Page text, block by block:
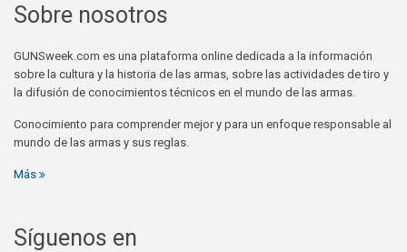
Sobre nosotros
GUNSweek.com es una plataforma online dedicada a la información
sobre la cultura y la historia de las armas, sobre las actividades de tiro y
la difusión de conocimientos técnicos en el mundo de las armas.
Conocimiento para comprender mejor y para un enfoque responsable al
mundo de las armas y sus reglas.
Más
Síguenos en